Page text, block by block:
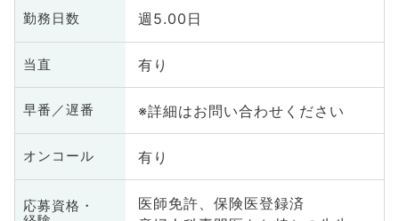
勤務日数 週5.00日
当直 有り
早番／遅番 ※詳細はお問い合わせください
オンコール 有り
応募資格・
医師免許、保険医登録済